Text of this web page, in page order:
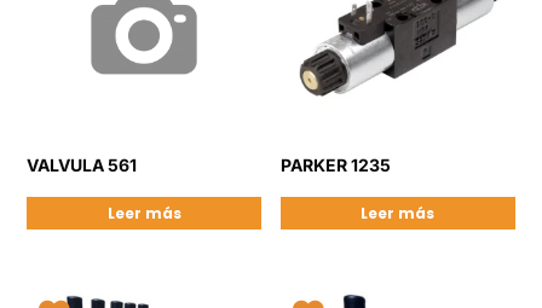
VALVULA 561
Leer más
PARKER 1235
Leer más